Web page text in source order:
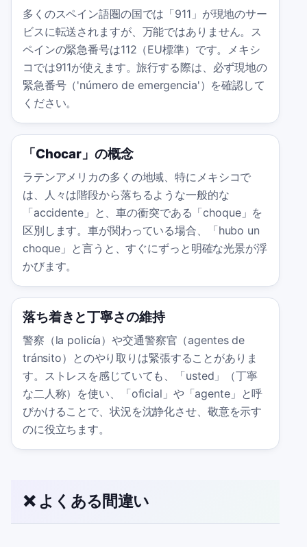
多くのスペイン語圏の国では「911」が現地のサー
ビスに転送されますが、万能ではありません。ス
ペインの緊急番号は112（EU標準）です。メキシ
コでは911が使えます。旅行する際は、必ず現地の
緊急番号（'número de emergencia'）を確認して
ください。
「Chocar」の概念
ラテンアメリカの多くの地域、特にメキシコで
は、人々は階段から落ちるような一般的な
「accidente」と、車の衝突である「choque」を
区別します。車が関わっている場合、「hubo un
choque」と言うと、すぐにずっと明確な光景が浮
かびます。
落ち着きと丁寧さの維持
警察（la policía）や交通警察官（agentes de
tránsito）とのやり取りは緊張することがありま
す。ストレスを感じていても、「usted」（丁寧
な二人称）を使い、「oficial」や「agente」と呼
びかけることで、状況を沈静化させ、敬意を示す
のに役立ちます。
❌ よくある間違い